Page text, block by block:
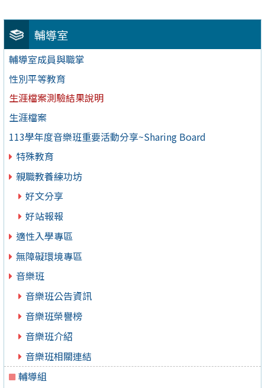
輔導室
輔導室成員與職掌
性別平等教育
生涯檔案測驗結果說明
生涯檔案
113學年度音樂班重要活動分享~Sharing Board
特殊教育
親職教養練功坊
好文分享
好站報報
適性入學專區
無障礙環境專區
音樂班
音樂班公告資訊
音樂班榮譽榜
音樂班介紹
音樂班相關連結
輔導組